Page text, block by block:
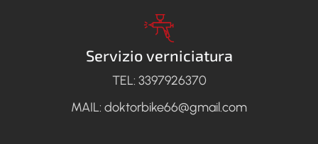
Servizio verniciatura
TEL: 3397926370
MAIL: doktorbike66@gmail.com